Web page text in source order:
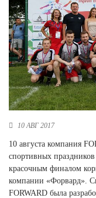
Новосибирская область (3)
Омская область (5)
Республика Башкортостан
Республика Крым (1)
Республика Татарстан (2)
Ростовская область (2)
Самарская область (1)
Санкт-Петербург и ЛО (3)
Свердловская область (5)
Северная Осетия (2)
Смоленская область (1)
Ставропольский край (5)
10 АВГ 2017
10 августа компания
спортивных
красочным финалом
компании «Форвард».
FORWARD была